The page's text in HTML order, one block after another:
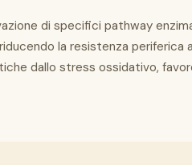
di specifici pathway
la resistenza
dallo stress ossidativo,